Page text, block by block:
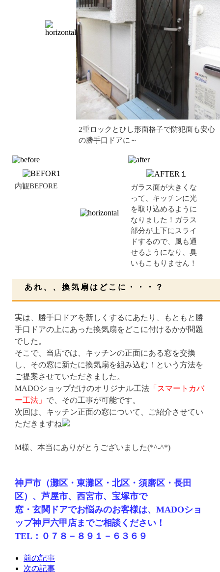
2重ロックとひし形面格子で防犯面も安心
の勝手口ドアに～
内観BEFORE
ガラス面が大きくな
って、キッチンに光
を取り込めるように
なりました！ガラス
部分が上下にスライ
ドするので、風も通
せるようになり、臭
いもこもりません！
あれ、、換気扇はどこに・・・？
実は、勝手口ドアを新しくするにあたり、もともと勝
手口ドアの上にあった換気扇をどこに付けるかが問題
でした。
そこで、当店では、キッチンの正面にある窓を交換
し、その窓に新たに換気扇を組み込む！という方法を
ご提案させていただきました。
MADOショップだけのオリジナル工法 「スマートカバ
ー工法」 で、その工事が可能です。
次回は、キッチン正面の窓について、ご紹介させてい
ただきますね
M様、本当にありがとうございました(*^-^*)
神戸市（灘区・東灘区・北区・須磨区・長田
区）、芦屋市、西宮市、宝塚市で
窓・玄関ドアでお悩みのお客様は、MADOショ
ップ神戸六甲店までご相談ください！
TEL：０７８－８９１－６３６９
前の記事
次の記事